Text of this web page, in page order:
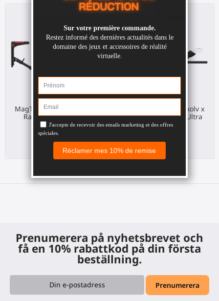
MagTube VR gevärskolv x
Ragesaq för PS VR 2
Sony PS VR2
210,00 €
MagTube VR gevärskolv x
Ragesaq för Pico 4 Ultra
210,00 €
Prenumerera på nyhetsbrevet och
få en 10% rabattkod på din första
beställning.